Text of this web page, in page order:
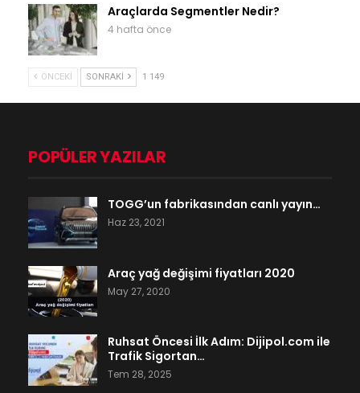
Araçlarda Segmentler Nedir?
4 hafta önce
ÖNCEKI SONRAKI 1 149
POPÜLER YAZILAR
TOGG’un fabrikasından canlı yayın…
Haz 23, 2021
Araç yağ değişimi fiyatları 2020
May 27, 2020
Ruhsat Öncesi İlk Adım: Dijipol.com ile
Trafik Sigortan…
Tem 28, 2025